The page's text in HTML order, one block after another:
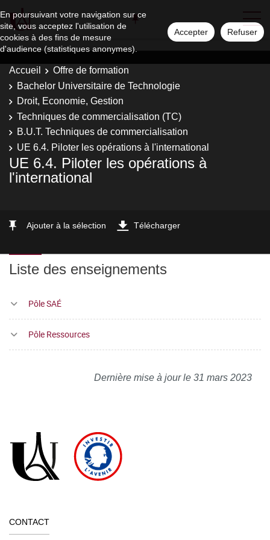
En poursuivant votre navigation sur ce
site, vous acceptez l'utilisation de
cookies à des fins de mesure
d'audience (statistiques anonymes).
Accepter Refuser
Accueil
Offre de formation
Bachelor Universitaire de Technologie
Droit, Economie, Gestion
Techniques de commercialisation (TC)
B.U.T. Techniques de commercialisation
UE 6.4. Piloter les opérations à l'international
UE 6.4. Piloter les opérations à
l'international
Ajouter à la sélection Télécharger
Liste des enseignements
Pôle SAÉ
Pôle Ressources
Dernière mise à jour le 31 mars 2023
CONTACT